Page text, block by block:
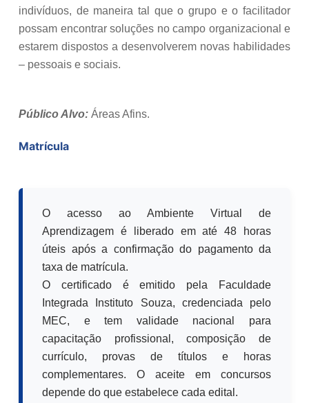
indivíduos, de maneira tal que o grupo e o facilitador
possam encontrar soluções no campo organizacional e
estarem dispostos a desenvolverem novas habilidades
– pessoais e sociais.
Público Alvo: Áreas Afins.
Matrícula
O acesso ao Ambiente Virtual de
Aprendizagem é liberado em até 48 horas
úteis após a confirmação do pagamento da
taxa de matrícula.
O certificado é emitido pela Faculdade
Integrada Instituto Souza, credenciada pelo
MEC, e tem validade nacional para
capacitação profissional, composição de
currículo, provas de títulos e horas
complementares. O aceite em concursos
depende do que estabelece cada edital.